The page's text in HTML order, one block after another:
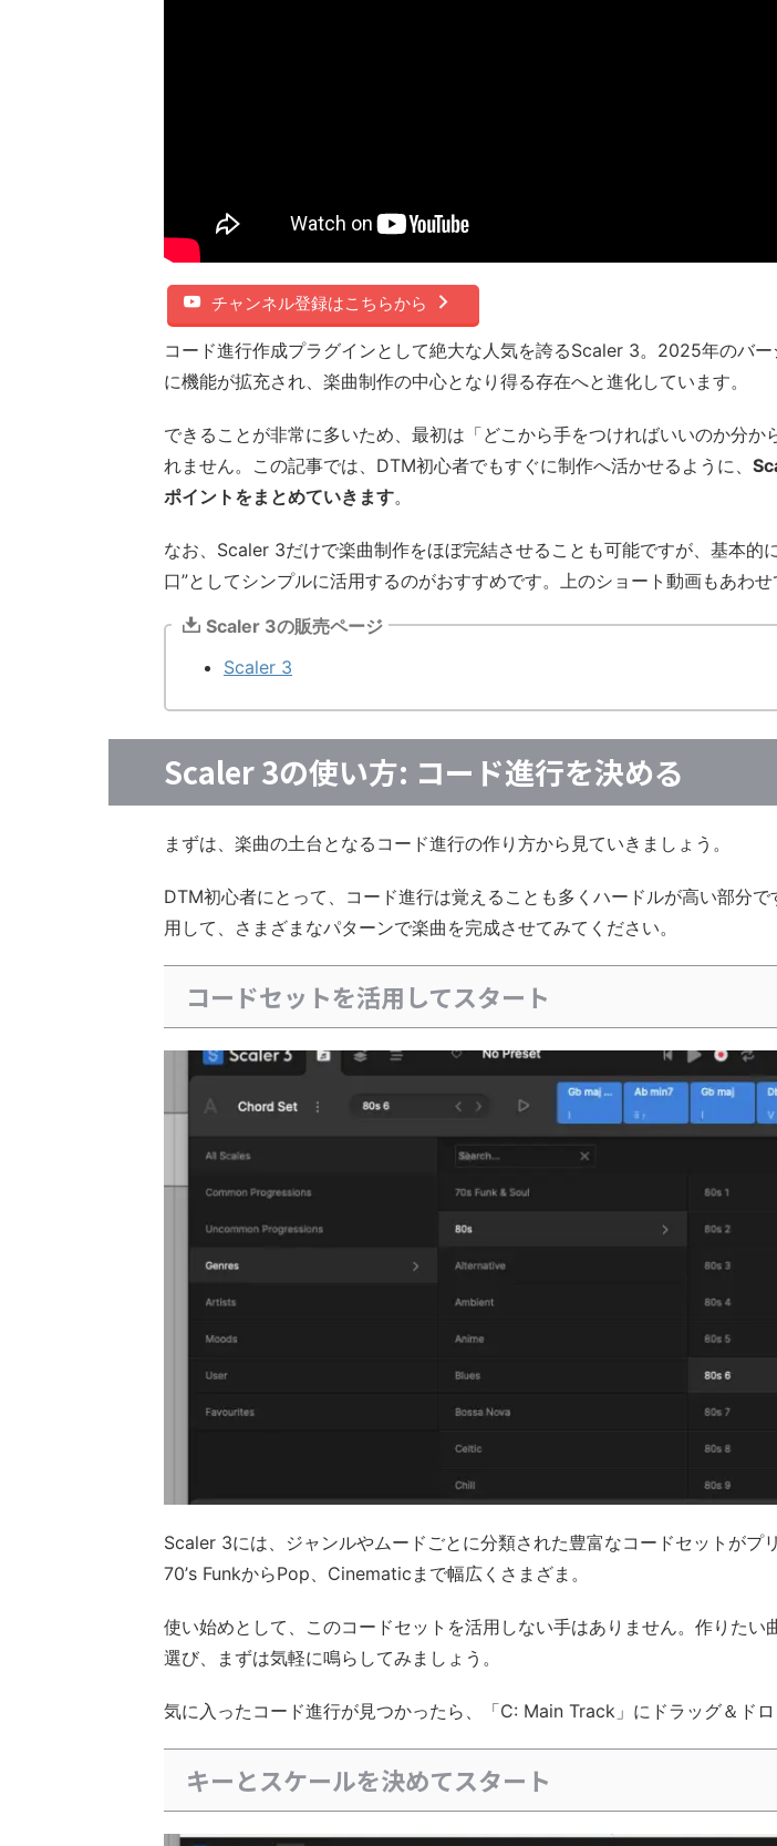
チャンネル登録はこちらから
コード進行作成プラグインとして絶大な人気を誇るScaler 3。2025年のバ
に機能が拡充され、楽曲制作の中心となり得る存在へと進化しています。
できることが非常に多いため、最初は「どこから手をつければいいのか分か
れません。この記事では、DTM初心者でもすぐに制作へ活かせるように、
ポイントをまとめていきます。
なお、Scaler 3だけで楽曲制作をほぼ完結させることも可能ですが、基本的
口”としてシンプルに活用するのがおすすめです。上のショート動画もあわせ
Scaler 3の販売ページ
Scaler 3
Scaler 3の使い方: コード進行を決める
まずは、楽曲の土台となるコード進行の作り方から見ていきましょう。
DTM初心者にとって、コード進行は覚えることも多くハードルが高い部分
用して、さまざまなパターンで楽曲を完成させてみてください。
コードセットを活用してスタート
Scaler 3には、ジャンルやムードごとに分類された豊富なコードセットがプ
70’s FunkからPop、Cinematicまで幅広くさまざま。
使い始めとして、このコードセットを活用しない手はありません。作りたい
選び、まずは気軽に鳴らしてみましょう。
気に入ったコード進行が見つかったら、「C: Main Track」にドラッグ＆ドロ
キーとスケールを決めてスタート